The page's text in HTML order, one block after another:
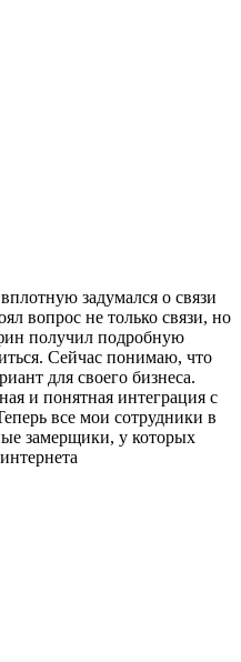
задумался о связи
вопрос не только связи, но
получил подробную
Сейчас понимаю, что
для своего бизнеса.
и понятная интеграция с
все мои сотрудники в
замерщики, у которых